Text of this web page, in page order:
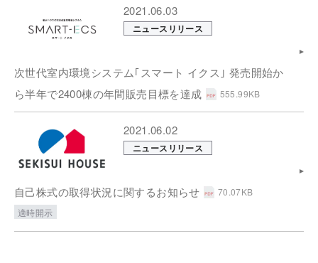
2021.06.03
ニュースリリース
次世代室内環境システム｢スマート イクス｣ 発売開始か
ら半年で2400棟の年間販売目標を達成
555.99KB
2021.06.02
ニュースリリース
自己株式の取得状況に関するお知らせ
70.07KB
適時開示